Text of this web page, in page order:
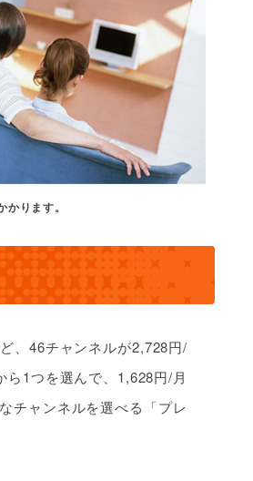
ります。
、46チャンネルが2,728円/
1つを選んで、1,628円/月
チャンネルを選べる「プレ